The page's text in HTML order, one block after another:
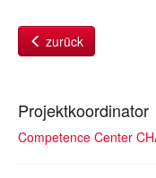
zurück
Projektkoordinator
Competence Center